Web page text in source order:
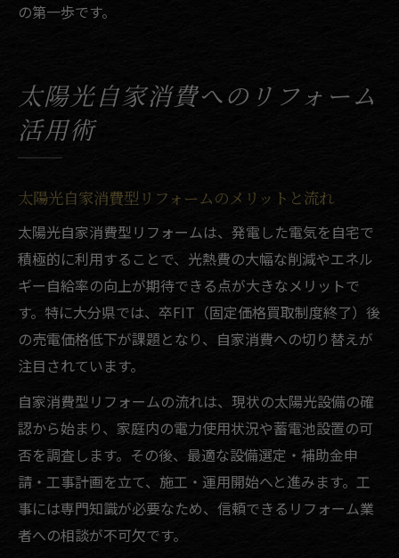
の第一歩です。
太陽光自家消費へのリフォーム
活用術
太陽光自家消費型リフォームのメリットと流れ
太陽光自家消費型リフォームは、発電した電気を自宅で
積極的に利用することで、光熱費の大幅な削減やエネル
ギー自給率の向上が期待できる点が大きなメリットで
す。特に大分県では、卒FIT（固定価格買取制度終了）後
の売電価格低下が課題となり、自家消費への切り替えが
注目されています。
自家消費型リフォームの流れは、現状の太陽光設備の確
認から始まり、家庭内の電力使用状況や蓄電池設置の可
否を調査します。その後、最適な設備選定・補助金申
請・工事計画を立て、施工・運用開始へと進みます。工
事には専門知識が必要なため、信頼できるリフォーム業
者への相談が不可欠です。